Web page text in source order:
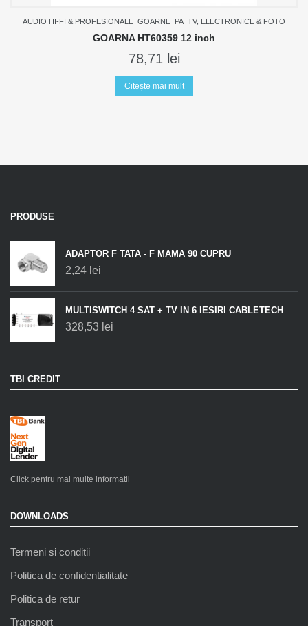
AUDIO HI-FI & PROFESIONALE GOARNE PA TV, ELECTRONICE & FOTO
GOARNA HT60359 12 inch
78,71 lei
Citește mai mult
PRODUSE
ADAPTOR F TATA - F MAMA 90 CUPRU
2,24 lei
MULTISWITCH 4 SAT + TV IN 6 IESIRI CABLETECH
328,53 lei
TBI CREDIT
Click pentru mai multe informatii
DOWNLOADS
Termeni si conditii
Politica de confidentialitate
Politica de retur
Transport